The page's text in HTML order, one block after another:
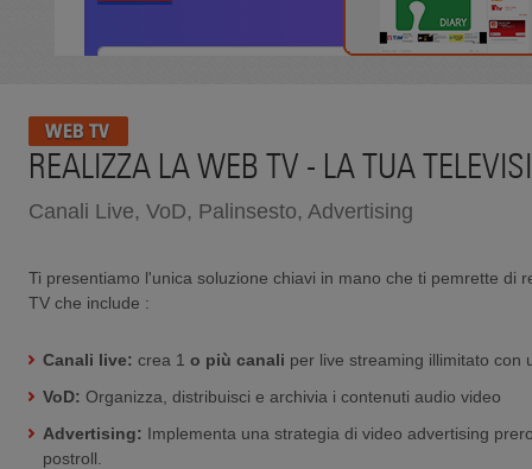
REALIZZA LA WEB TV - LA TUA
Canali Live, VoD, Palinsesto, Advertising
Ti presentiamo l'unica soluzione chiavi in mano che ti pemrette di
TV che include :
Canali live: crea 1 o più canali per live streaming illimitato con
VoD: Organizza, distribuisci e archivia i contenuti audio video
Advertising: Implementa una strategia di video advertising
postroll.